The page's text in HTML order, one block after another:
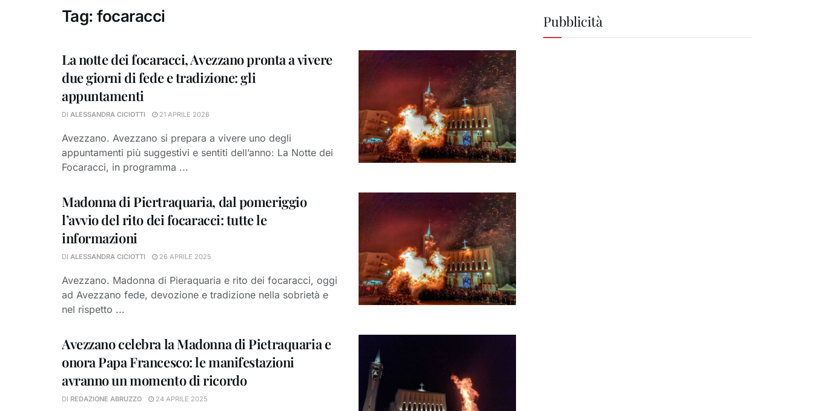
Tag:focaracci
La notte dei focaracci, Avezzano pronta a vivere
due giorni di fede e tradizione: gli
appuntamenti
DI ALESSANDRA CICIOTTI 21 APRILE 2026
Avezzano. Avezzano si prepara a vivere uno degli
appuntamenti più suggestivi e sentiti dell’anno: La Notte dei
Focaracci, in programma ...
Madonna di Piertraquaria, dal pomeriggio
l’avvio del rito dei focaracci: tutte le
informazioni
DI ALESSANDRA CICIOTTI 26 APRILE 2025
Avezzano. Madonna di Pieraquaria e rito dei focaracci, oggi
ad Avezzano fede, devozione e tradizione nella sobrietà e
nel rispetto ...
Avezzano celebra la Madonna di Pietraquaria e
onora Papa Francesco: le manifestazioni
avranno un momento di ricordo
DI REDAZIONE ABRUZZO 24 APRILE 2025
Pubblicità